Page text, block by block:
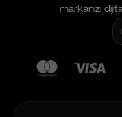
markanızı